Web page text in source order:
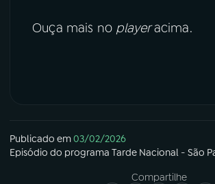
Ouça mais no playeracima.
Publicado em03/02/2026
Episódio do programa Tarde Nacional - São
Compartilhe